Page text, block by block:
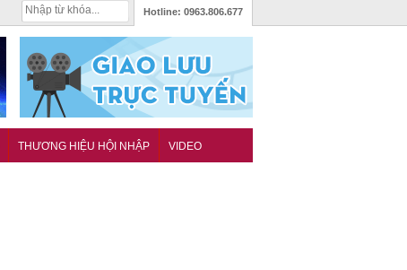
Hotline: 0963.806.677
THƯƠNG HIỆU HỘI NHẬP VIDEO